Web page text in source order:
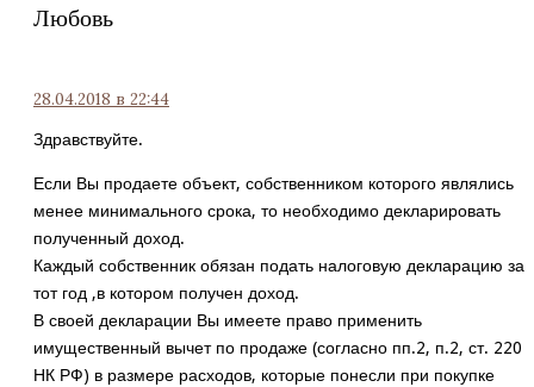
Любовь
28.04.2018 в 22:44
Здравствуйте.
Если Вы продаете объект, собственником которого являлись
менее минимального срока, то необходимо декларировать
полученный доход.
Каждый собственник обязан подать налоговую декларацию за
тот год ,в котором получен доход.
В своей декларации Вы имеете право применить
имущественный вычет по продаже (согласно пп.2, п.2, ст. 220
НК РФ) в размере расходов, которые понесли при покупке